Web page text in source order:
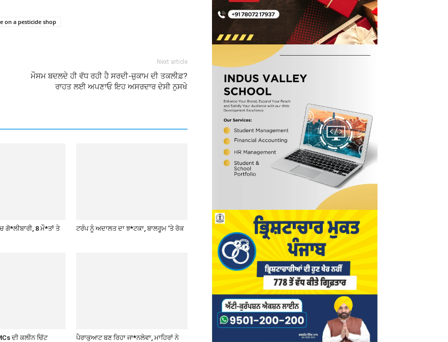
on a pesticide shop
Next article
ਮੌਸਮ ਬਦਲਦੇ ਹੀ ਵੱਧ ਰਹੀ ਹੈ ਸਰਦੀ-ਜ਼ੁਕਾਮ ਦੀ ਤਕਲੀਫ਼?
ਰਾਹਤ ਲਈ ਅਪਣਾਓ ਇਹ ਅਸਰਦਾਰ ਦੇਸੀ ਨੁਸਖੇ
ਗੋ*ਲੀਬਾਰੀ, 8 ਮੌ*ਤਾਂ ਤੇ
ਟਰੰਪ ਨੂੰ ਅਦਾਲਤ ਦਾ ਝ*ਟਕਾ, ਬਾਲਰੂਮ ’ਤੇ ਰੋਕ
ਦੀ ਕਲੀਨ ਚਿੱਟ
ਪੈਰਾਕੁਆਟ ਬਣ ਰਿਹਾ ਜਾ*ਨਲੇਵਾ, ਮਾਹਿਰਾਂ ਨੇ